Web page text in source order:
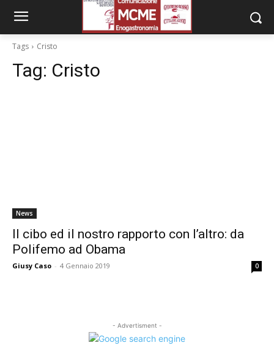
Tags Cristo
Tag: Cristo
News
Il cibo ed il nostro rapporto con l’altro: da
Polifemo ad Obama
Giusy Caso - 4 Gennaio 2019 0
- Advertisment -